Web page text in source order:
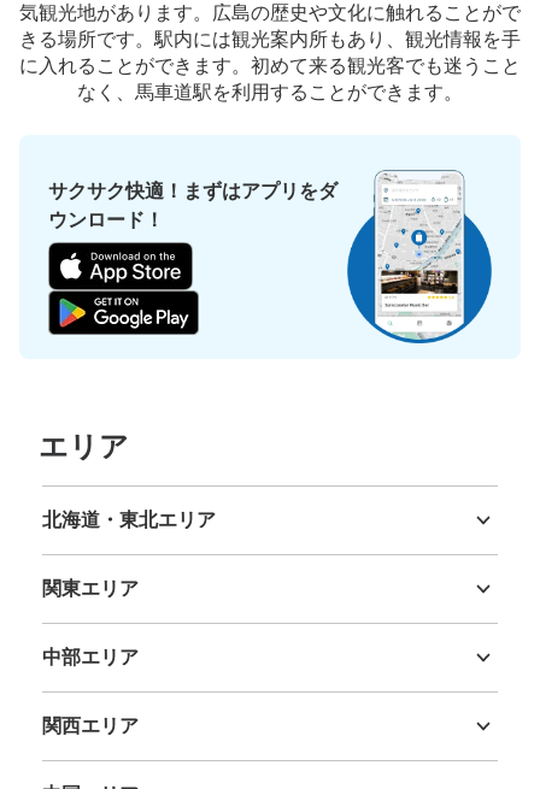
保管できる荷物数
大:7/ ¥700中:8/ ¥500小
支払い方法
JR桜木町駅駅から徒歩分
本日の営業時間:04:00〜00:45
桜木町駅西口改札を出てすぐ目の前のロッカーの看板があ
気観光地があります。広島の歴史や文化に触れることがで
きる場所です。駅内には観光案内所もあり、観光情報を手
に入れることができます。初めて来る観光客でも迷うこと
なく、馬車道駅を利用することができます。
サクサク快適！まずはアプリをダ
ウンロード！
エリア
北海道・東北エリア
関東エリア
中部エリア
関西エリア